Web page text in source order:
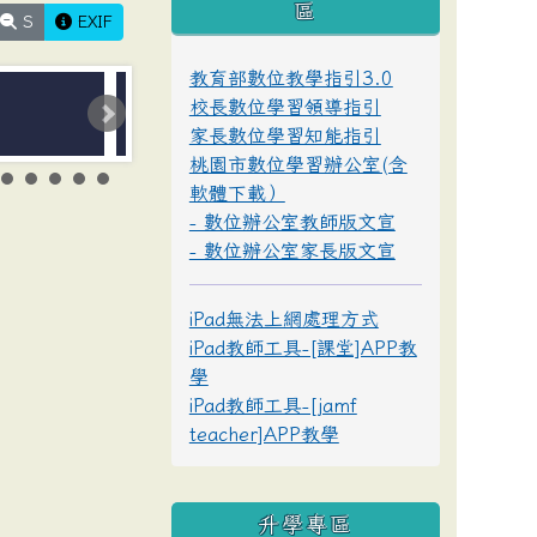
S EXIF
區
教育部數位教學指引3.0
校長數位學習領導指引
家長數位學習知能指引
桃園市數位學習辦公室(含
軟體下載）
- 數位辦公室教師版文宣
- 數位辦公室家長版文宣
iPad無法上網處理方式
iPad教師工具-[課堂]APP教
學
iPad教師工具-[jamf
teacher]APP教學
升學專區